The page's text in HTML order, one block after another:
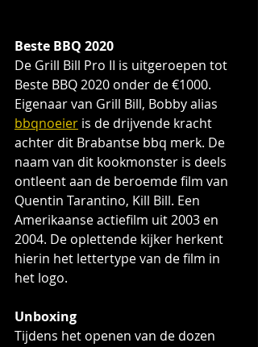
Beste BBQ 2020
De Grill Bill Pro II is uitgeroepen tot
Beste BBQ 2020 onder de €1000.
Eigenaar van Grill Bill, Bobby alias
bbqnoeier is de drijvende kracht
achter dit Brabantse bbq merk. De
naam van dit kookmonster is deels
ontleent aan de beroemde film van
Quentin Tarantino, Kill Bill. Een
Amerikaanse actiefilm uit 2003 en
2004. De oplettende kijker herkent
hierin het lettertype van de film in
het logo.
Unboxing
Tijdens het openen van de dozen